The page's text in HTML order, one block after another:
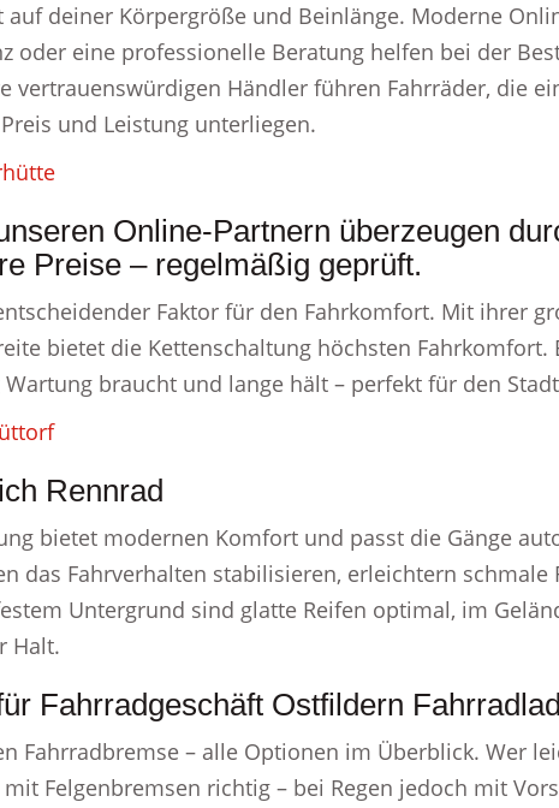
auf deiner Körpergröße und Beinlänge. Moderne
oder eine professionelle Beratung helfen bei der
vertrauenswürdigen Händler führen Fahrräder, die
und Leistung unterliegen.
Online-Partnern überzeugen
Preise – regelmäßig geprüft.
Faktor für den Fahrkomfort. Mit ihrer
bietet die Kettenschaltung höchsten Fahrkomfort.
braucht und lange hält – perfekt für den
Rennrad
bietet modernen Komfort und passt die Gänge
das Fahrverhalten stabilisieren, erleichtern schmale
Untergrund sind glatte Reifen optimal, im
Halt.
Fahrradgeschäft Ostfildern
Fahrradbremse – alle Optionen im Überblick. Wer
Felgenbremsen richtig – bei Regen jedoch mit